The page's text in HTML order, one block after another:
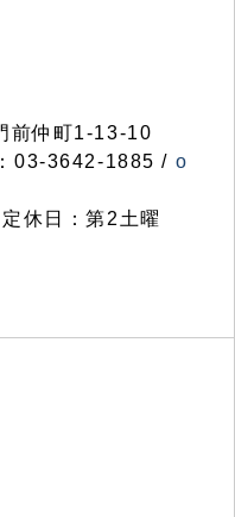
前仲町1-13-10
03-3642-1885 / o
休日：第2土曜